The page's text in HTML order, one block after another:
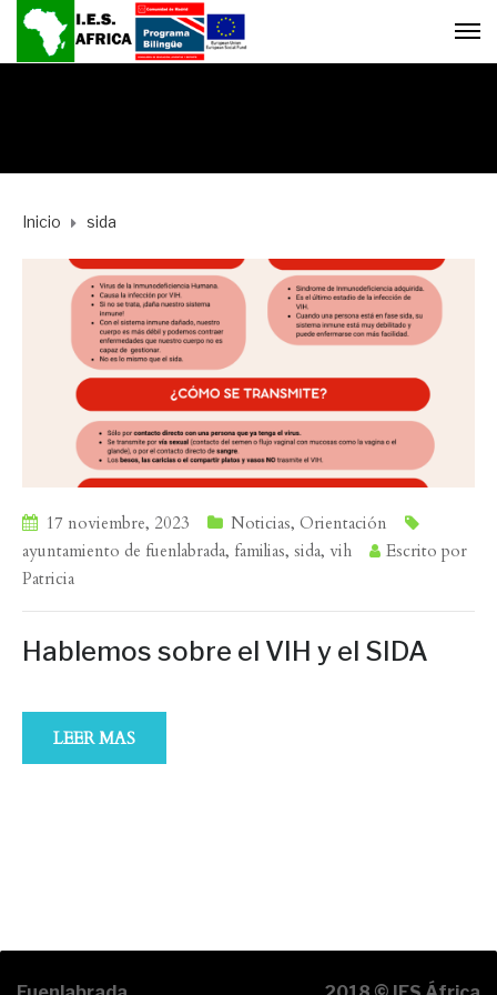
Inicio sida
17 noviembre, 2023 Noticias, Orientación
ayuntamiento de fuenlabrada, familias, sida, vih
Escrito por
Patricia
Hablemos sobre el VIH y el SIDA
LEER MAS